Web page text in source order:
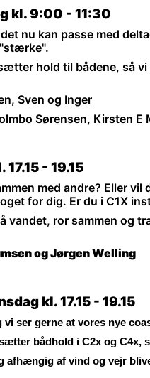
kl. 9:00 - 11:30
nu kan passe med
hold til bådene, så
Sven og Inger
Sørensen, Kirsten E
- 19.15
med andre? Eller
for dig. Er du i C1X
vandet, ror sammen og
og Jørgen Welling
kl. 17.15 - 19.15
ser gerne at vores nye
bådhold i C2x og C4x,
afhængig af vind og vejr